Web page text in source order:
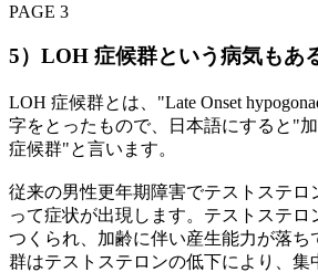
PAGE 3
5）LOH 症候群という病気もあ
LOH 症候群とは、"Late Onset
字をとったもので、日本語にすると"
症候群"と言います。
従来の男性更年期障害でテストステロ
って症状が出現します。テストステロ
つくられ、加齢に伴い産生能力が落ち
群はテストステロンの低下により、集